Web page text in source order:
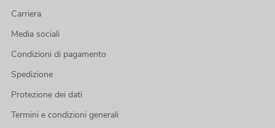
Carriera
Media sociali
Condizioni di pagamento
Spedizione
Protezione dei dati
Termini e condizioni generali